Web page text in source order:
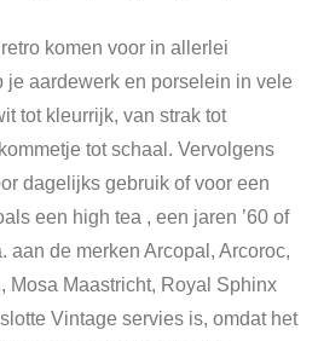
komen voor in allerlei
je aardewerk en porselein in vele
tot kleurrijk, van strak tot
tot schaal. Vervolgens
dagelijks gebruik of voor een
een high tea , een jaren ’60 of
aan de merken Arcopal, Arcoroc,
Mosa Maastricht, Royal Sphinx
Vintage servies is, omdat het